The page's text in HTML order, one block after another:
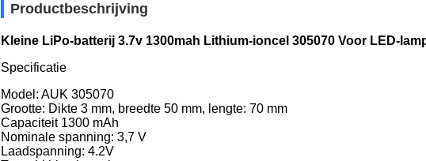
Productbeschrijving
Kleine LiPo-batterij 3.7v 1300mah Lithium-ioncel 305070 Voor LED-
Specificatie
Model: AUK 305070
Grootte: Dikte 3 mm, breedte 50 mm, lengte: 70 mm
Capaciteit 1300 mAh
Nominale spanning: 3,7 V
Laadspanning: 4.2V